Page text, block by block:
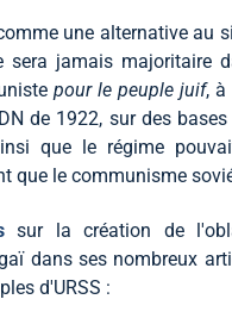
une alternative au
sera jamais majoritaire
pour le peuple juif, à
de 1922, sur des bases
que le régime
que le communisme
sur la création de
dans ses nombreux
d'URSS :